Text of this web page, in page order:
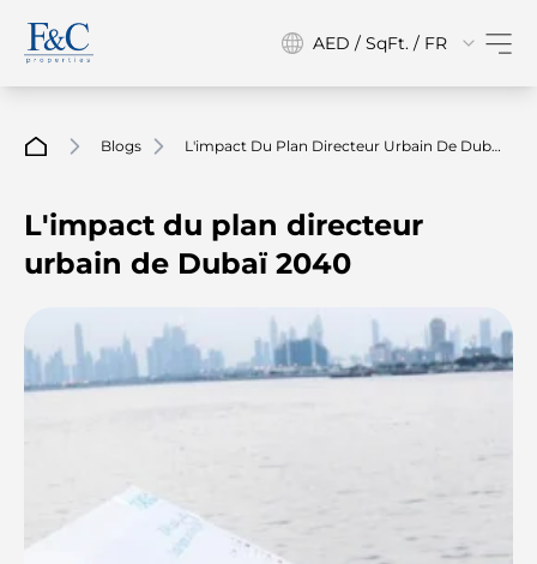
AED / SqFt. / FR
Blogs
L'impact Du Plan Directeur Urbain De Dubaï
L'impact du plan directeur
urbain de Dubaï 2040